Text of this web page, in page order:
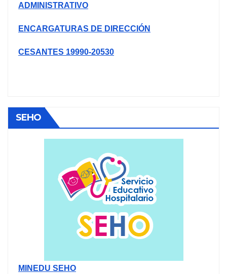
ADMINISTRATIVO
ENCARGATURAS DE DIRECCIÓN
CESANTES 19990-20530
SEHO
MINEDU SEHO